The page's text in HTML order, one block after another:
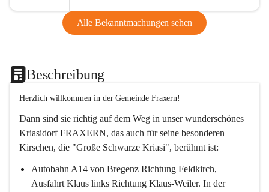
Alle Bekanntmachungen sehen
Beschreibung
Herzlich willkommen in der Gemeinde Fraxern!
Dann sind sie richtig auf dem Weg in unser wunderschönes
Kriasidorf FRAXERN, das auch für seine besonderen
Kirschen, die "Große Schwarze Kriasi", berühmt ist:
Autobahn A14 von Bregenz Richtung Feldkirch,
Ausfahrt Klaus links Richtung Klaus-Weiler. In der